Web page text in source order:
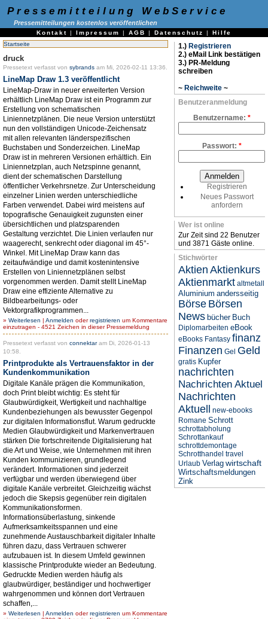
Pressemitteilung WebService
Pressemitteilungen kostenlos veröffentlichen
Kontakt | Impressum | AGB | Datenschutz | Hilfe
Startseite
druck
Pressetext verfasst von sybrands am Mi, 2026-02-11 13:36.
LineMap Draw 1.3 veröffentlicht
LineMap-Draw in neuer erweiterten Version
erhältlich LineMap Draw ist ein Programm zur
Erstellung von schematischen
Liniennetzplänen. Die neue Version unterstützt
nun den vollständigen Unicode-Zeichensatz
mit allen relevanten länderspezifischen
Buchstaben und Sonderzeichen. LineMap
Draw ist in mehreren Versionen erhältlich. Ein
Liniennetzplan, auch Netzspinne genannt,
dient der schematischen Darstellung
öffentlicher Verkehrsnetze. Zur Unterscheidung
einzelner Linien werden unterschiedliche
Farben verwendet. Dabei wird meistens auf
topografische Genauigkeit zugunsten einer
übersichtlichen und platzsparenden
Gestaltung verzichtet. Die Linien verlaufen nur
waagerecht, senkrecht oder diagonal im 45°-
Winkel. Mit LineMap Draw kann das
zeitaufwändige und damit kostenintensive
Erstellen von Liniennetzplänen selbst
vorgenommen werden. Damit stellt LineMap
Draw eine effiziente Alternative zu
Bildbearbeitungs- oder
Vektorgrafikprogrammen...
» Weiterlesen | Anmelden oderregistrieren um Kommentare
einzutragen - 4521 Zeichen in dieser Pressemeldung
Pressetext verfasst von connektaram Di, 2026-01-13
10:58.
Printprodukte als Vertrauensfaktor in der
Kundenkommunikation
Digitale Kanäle prägen die Kommunikation,
doch Print bleibt wichtig: Es steht für
Glaubwürdigkeit, Wertigkeit und nachhaltige
Kundenbeziehungen als bewusster Gegenpol
zur digitalen Informationsflut. Warum gedruckte
Medien Glaubwürdigkeit und Markenvertrauen
stärken Die fortschreitende Digitalisierung hat
die Art und Weise, wie Unternehmen mit ihren
Kunden kommunizieren, grundlegend
verändert. Informationen sind jederzeit
verfügbar und werden überwiegend über
digitale Kanäle verbreitet. Gleichzeitig wächst
jedoch die Skepsis gegenüber rein digitalen
Kommunikationsformen.
Informationsüberlastung, sinkende
Aufmerksamkeitsspannen und eine
zunehmende Austauschbarkeit digitaler Inhalte
führen dazu, dass Vertrauen schwerer
aufzubauen ist. In diesem Umfeld gewinnen
klassische Printprodukte wieder an Bedeutung.
Gedruckte Medien werden häufig als
glaubwürdiger, beständiger und hochwertiger
wahrgenommen und können dort Vertrauen
schaffen,...
» Weiterlesen | Anmelden oderregistrieren um Kommentare
1.) Registrieren
2.) eMail Link bestätigen
3.) PR-Meldung
schreiben
~ Reichweite ~
Benutzeranmeldung
Benutzername: *
Passwort: *
Registrieren
Neues Passwort
anfordern
Wer ist online
Zur Zeit sind 22 Benutzer
und 3871 Gäste online.
Stichwörter
Aktien Aktienkurs
Aktienmarkt altmetall
Aluminium andersseitig
Börse Börsen
News bücher Buch
Diplomarbeiten eBook
eBooks Fantasy finanz
Finanzen Gel Geld
gratis Kupfer
nachrichten
Nachrichten Aktuel
Nachrichten
Aktuell
new-ebooks
Romane Schrott
schrottabholung
Schrottankauf
schrottdemontage
Schrotthandel travel
Urlaub Verlag wirtschaft
Wirtschaftsmeldungen
Zink